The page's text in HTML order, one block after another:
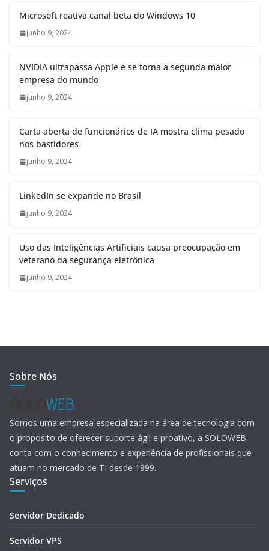
Microsoft reativa canal beta do Windows 10
junho 9, 2024
NVIDIA ultrapassa Apple e se torna a segunda maior
empresa do mundo
junho 9, 2024
Carta aberta de funcionários de IA mostra clima pesado
nos bastidores
junho 9, 2024
LinkedIn se expande no Brasil
junho 9, 2024
Uso das Inteligências Artificiais causa preocupação em
veterano da segurança eletrônica
junho 9, 2024
Sobre Nós
Somos uma empresa especializada na área de tecnologia com
o proposito de oferecer suporte ágil e proativo, a SOLOWEB
conta com o conhecimento e experiência de profissionais que
atuam no mercado de TI desde 1999.
Serviços
Servidor Dedicado
Servidor VPS